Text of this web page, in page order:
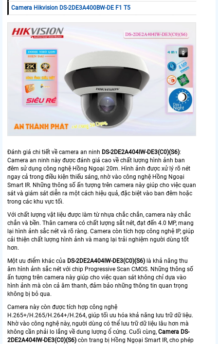
Camera Hikvision DS-2DE3A400BW-DE F1 T5
Đánh giá chi tiết về camera an ninh DS-2DE2A404IW-DE3(C0)(S6):
Camera an ninh này được đánh giá cao về chất lượng hình ảnh ban
đêm sử dụng công nghệ Hồng Ngoại 20m. Hình ảnh được xử lý rõ nét
ngay cả trong điều kiện thiếu sáng, nhờ vào công nghệ Hồng Ngoại
Smart IR. Những thông số ấn tượng trên camera này giúp cho việc quan
sát và giám sát diễn ra một cách hiệu quả, đặc biệt vào ban đêm hoặc
trong các khu vực tối.
Với chất lượng vật liệu được làm từ nhựa chắc chắn, camera này chắc
chắn và bền. Thân camera có chất lượng sắt nét, đạt đến 4.0 MP, mang
lại hình ảnh sắc nét và rõ ràng. Camera còn tích hợp công nghệ IP, giúp
cải thiện chất lượng hình ảnh và mang lại trải nghiệm người dùng tốt
hơn.
Một ưu điểm khác của DS-2DE2A404IW-DE3(C0)(S6) là khả năng thu
âm hình ảnh sắc nét với chip Progressive Scan CMOS. Những thông số
ấn tượng trên camera này giúp cho việc quan sát không chỉ dựa vào
hình ảnh mà còn cả âm thanh, đảm bảo những thông tin quan trọng
không bị bỏ qua.
Camera này còn được tích hợp công nghệ
H.265+/H.265/H.264+/H.264, giúp tối ưu hóa khả năng lưu trữ dữ liệu.
Nhờ vào công nghệ này, người dùng có thể lưu trữ dữ liệu lâu hơn mà
không cần phải lo lắng về dung lượng ổ cứng. Cuối cùng, Camera DS-
2DE2A404IW-DE3(C0)(S6) còn trang bị Hồng Ngoại Smart IR, cho phép